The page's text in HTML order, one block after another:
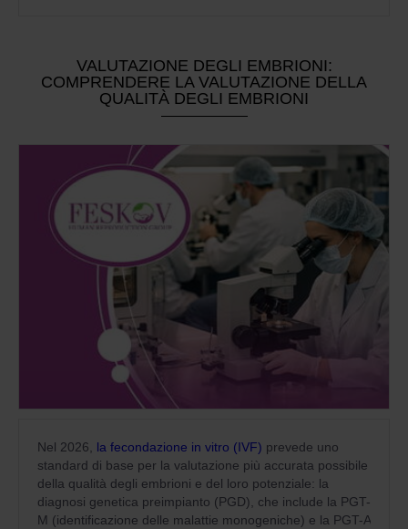
VALUTAZIONE DEGLI EMBRIONI:
COMPRENDERE LA VALUTAZIONE DELLA
QUALITÀ DEGLI EMBRIONI
Nel 2026, la fecondazione in vitro (IVF) prevede uno
standard di base per la valutazione più accurata possibile
della qualità degli embrioni e del loro potenziale: la
diagnosi genetica preimpianto (PGD), che include la PGT-
M (identificazione delle malattie monogeniche) e la PGT-A